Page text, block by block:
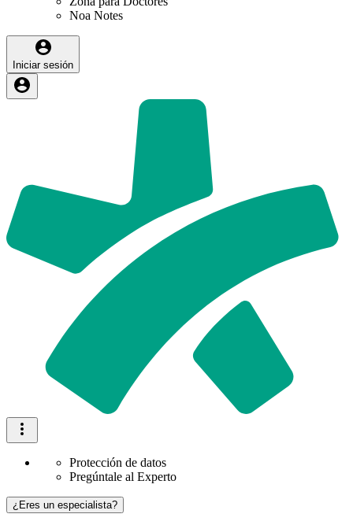
Noa Notes
Iniciar sesión
Protección de datos
Pregúntale al Experto
¿Eres un especialista?